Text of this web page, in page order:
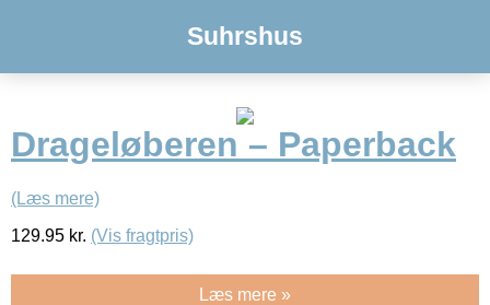
Suhrshus
Drageløberen – Paperback
(Læs mere)
129.95 kr. (Vis fragtpris)
Læs mere »